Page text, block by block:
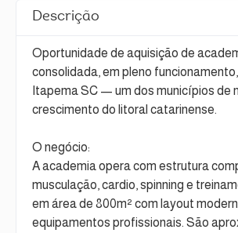
Descrição
Oportunidade de aquisição de
consolidada, em pleno
Itapema SC — um dos municípios de
crescimento do litoral catarinense.
O negócio:
A academia opera com estrutura
musculação, cardio, spinning e
em área de 800m² com layout
equipamentos profissionais. São